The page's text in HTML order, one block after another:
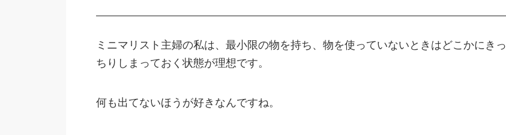
ミニマリスト主婦の私は、最小限の物を持ち、物を使っていないときはどこかにきっ
ちりしまっておく状態が理想です。
何も出てないほうが好きなんですね。